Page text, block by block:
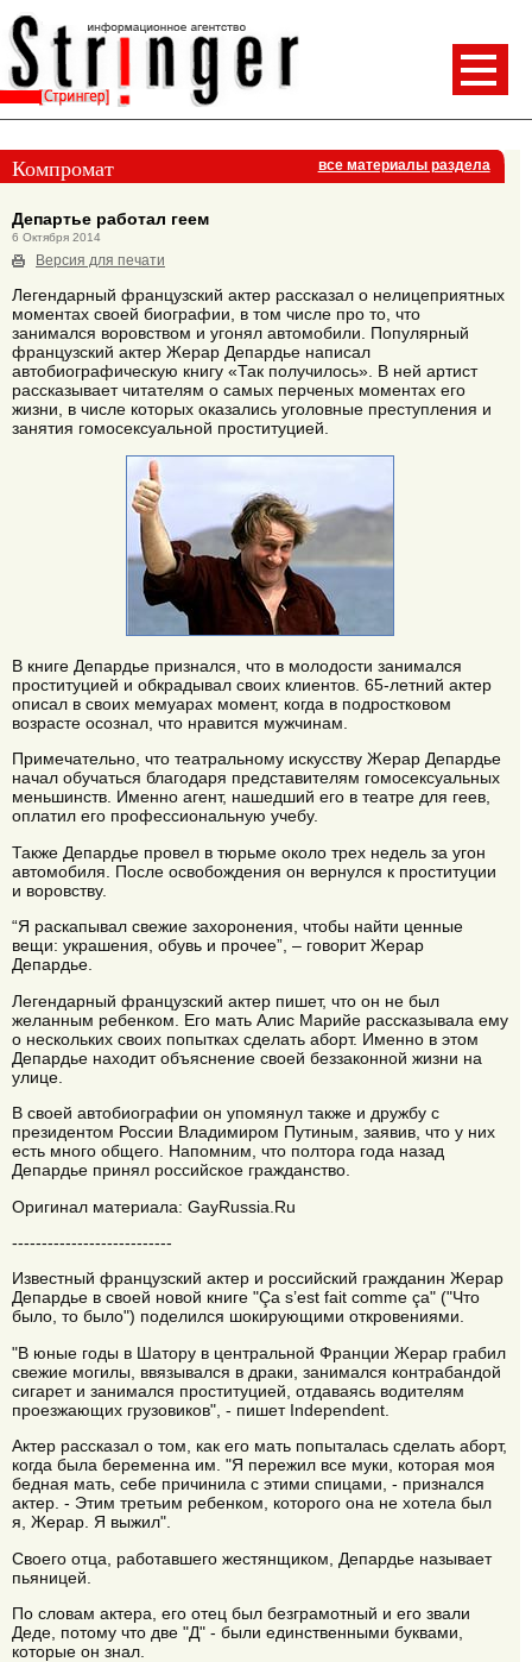
Компромат все материалы раздела
Департье работал геем
6 Октября 2014
Версия для печати
Легендарный французский актер рассказал о нелицеприятных
моментах своей биографии, в том числе про то, что
занимался воровством и угонял автомобили. Популярный
французский актер Жерар Депардье написал
автобиографическую книгу «Так получилось». В ней артист
рассказывает читателям о самых перченых моментах его
жизни, в числе которых оказались уголовные преступления и
занятия гомосексуальной проституцией.
В книге Депардье признался, что в молодости занимался
проституцией и обкрадывал своих клиентов. 65-летний актер
описал в своих мемуарах момент, когда в подростковом
возрасте осознал, что нравится мужчинам.
Примечательно, что театральному искусству Жерар Депардье
начал обучаться благодаря представителям гомосексуальных
меньшинств. Именно агент, нашедший его в театре для геев,
оплатил его профессиональную учебу.
Также Депардье провел в тюрьме около трех недель за угон
автомобиля. После освобождения он вернулся к проституции
и воровству.
“Я раскапывал свежие захоронения, чтобы найти ценные
вещи: украшения, обувь и прочее”, – говорит Жерар
Депардье.
Легендарный французский актер пишет, что он не был
желанным ребенком. Его мать Алис Марийе рассказывала ему
о нескольких своих попытках сделать аборт. Именно в этом
Депардье находит объяснение своей беззаконной жизни на
улице.
В своей автобиографии он упомянул также и дружбу с
президентом России Владимиром Путиным, заявив, что у них
есть много общего. Напомним, что полтора года назад
Депардье принял российское гражданство.
Оригинал материала: GayRussia.Ru
---------------------------
Известный французский актер и российский гражданин Жерар
Депардье в своей новой книге "Ça s’est fait comme ça" ("Что
было, то было") поделился шокирующими откровениями.
"В юные годы в Шатору в центральной Франции Жерар грабил
свежие могилы, ввязывался в драки, занимался контрабандой
сигарет и занимался проституцией, отдаваясь водителям
проезжающих грузовиков", - пишет Independent.
Актер рассказал о том, как его мать попыталась сделать аборт,
когда была беременна им. "Я пережил все муки, которая моя
бедная мать, себе причинила с этими спицами, - признался
актер. - Этим третьим ребенком, которого она не хотела был
я, Жерар. Я выжил".
Своего отца, работавшего жестянщиком, Депардье называет
пьяницей.
По словам актера, его отец был безграмотный и его звали
Деде, потому что две "Д" - были единственными буквами,
которые он знал.